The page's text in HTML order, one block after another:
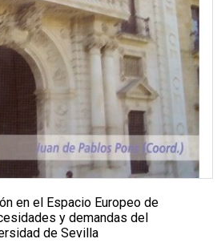
en el Espacio Europeo de
y demandas del
de Sevilla